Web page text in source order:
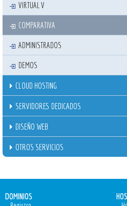
VIRTUAL V
COMPARATIVA
ADMINISTRADOS
DEMOS
CLOUD HOSTING
SERVIDORES DEDICADOS
DISEÑO WEB
OTROS SERVICIOS
DOMINIOS